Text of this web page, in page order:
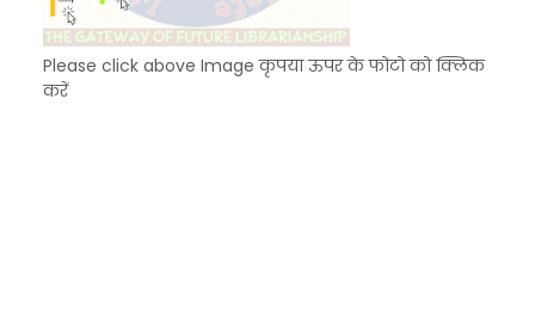
Please click above Image कृपया ऊपर के फोटो को क्लिक
करें